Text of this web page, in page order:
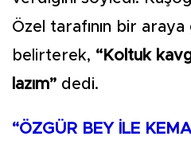
Özel tarafının bir
belirterek, “Koltuk
lazım” dedi.
“ÖZGÜR BEY İLE